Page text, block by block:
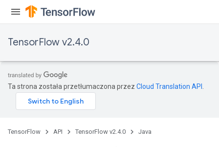
TensorFlow v2.4.0
Ta strona została przetłumaczona przez Cloud Translation API
TensorFlow API TensorFlow v2.4.0 Java